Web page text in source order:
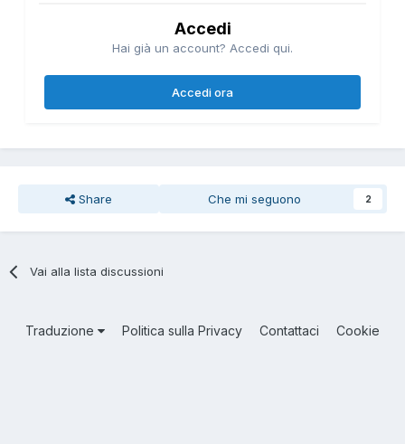
Accedi
Hai già un account? Accedi qui.
Accedi ora
Share Che mi seguono 2
Vai alla lista discussioni
Traduzione Politica sulla Privacy Contattaci Cookie